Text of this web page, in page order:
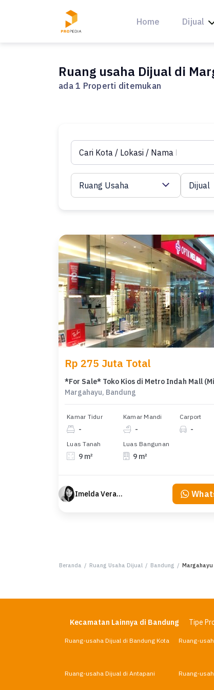
Home Dijual
Ruang usaha Dijual di
ada 1 Properti ditemukan
Ruang Usaha Dijual
Rp 275 Juta Total
Margahayu, Bandung
Kamar Tidur
-
Kamar Mandi
-
Carport
-
Luas Tanah
9 m²
Luas Bangunan
9 m²
Imelda Veranika
Beranda / Ruang Usaha Dijual / Bandung / Margahayu
Kecamatan Lainnya di Bandung Tipe
Ruang-usaha Dijual di Bandung Kota Ruang-
Ruang-usaha Dijual di Antapani Ruang-